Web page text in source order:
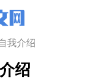
我介绍
绍